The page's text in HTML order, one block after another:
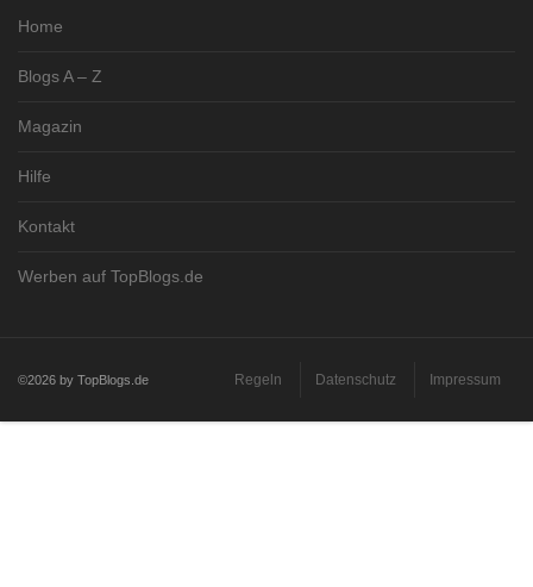
Home
Blogs A – Z
Magazin
Hilfe
Kontakt
Werben auf TopBlogs.de
©2026 by TopBlogs.de Regeln Datenschutz Impressum